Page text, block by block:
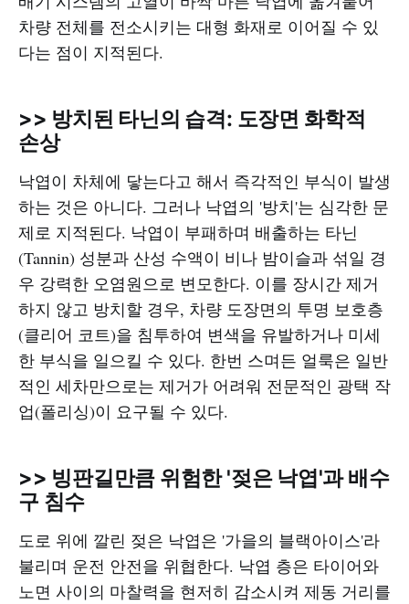
차량 전체를 전소시키는 대형 화재로 이어질 수 있
다는 점이 지적된다.
>> 방치된 타닌의 습격: 도장면 화학적
손상
낙엽이 차체에 닿는다고 해서 즉각적인 부식이 발생
하는 것은 아니다. 그러나 낙엽의 '방치'는 심각한 문
제로 지적된다. 낙엽이 부패하며 배출하는 타닌
(Tannin) 성분과 산성 수액이 비나 밤이슬과 섞일 경
우 강력한 오염원으로 변모한다. 이를 장시간 제거
하지 않고 방치할 경우, 차량 도장면의 투명 보호층
(클리어 코트)을 침투하여 변색을 유발하거나 미세
한 부식을 일으킬 수 있다. 한번 스며든 얼룩은 일반
적인 세차만으로는 제거가 어려워 전문적인 광택 작
업(폴리싱)이 요구될 수 있다.
>> 빙판길만큼 위험한 '젖은 낙엽'과 배수
구 침수
도로 위에 깔린 젖은 낙엽은 '가을의 블랙아이스'라
불리며 운전 안전을 위협한다. 낙엽 층은 타이어와
노면 사이의 마찰력을 현저히 감소시켜 제동 거리를